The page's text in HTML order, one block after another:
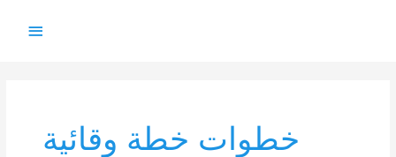
خطوات خطة وقائية